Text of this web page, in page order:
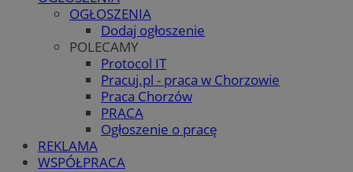
OGŁOSZENIA
Dodaj ogłoszenie
POLECAMY
Protocol IT
Pracuj.pl - praca w Chorzowie
Praca Chorzów
PRACA
Ogłoszenie o pracę
REKLAMA
WSPÓŁPRACA